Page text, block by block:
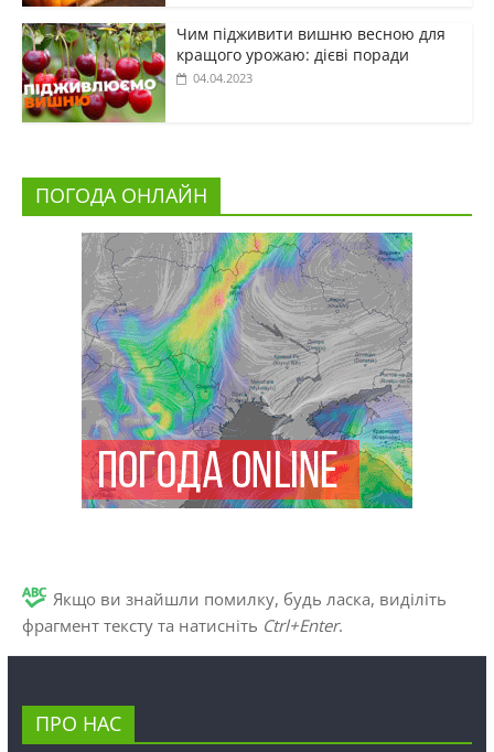
Чим підживити вишню весною для
кращого урожаю: дієві поради
04.04.2023
ПОГОДА ОНЛАЙН
Якщо ви знайшли помилку, будь ласка, виділіть
фрагмент тексту та натисніть Ctrl+Enter.
ПРО НАС